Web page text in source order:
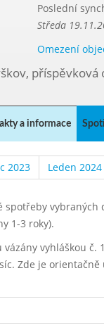
Poslední
Středa
Omezení
příspěvková
a informace
2023 Leden 2024
1-3 roky).
vyhláškou
Zde je